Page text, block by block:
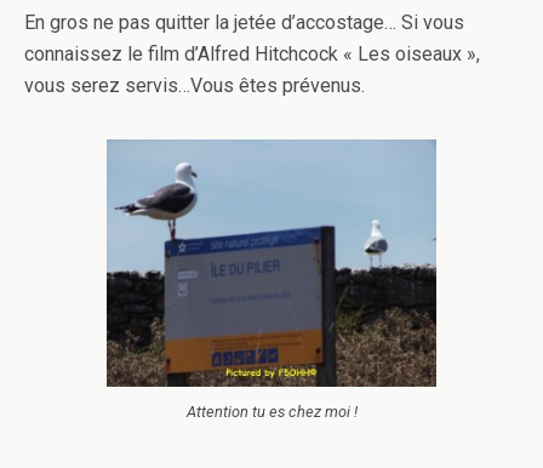
En gros ne pas quitter la jetée d’accostage… Si vous
connaissez le film d’Alfred Hitchcock « Les oiseaux »,
vous serez servis…Vous êtes prévenus.
Attention tu es chez moi !